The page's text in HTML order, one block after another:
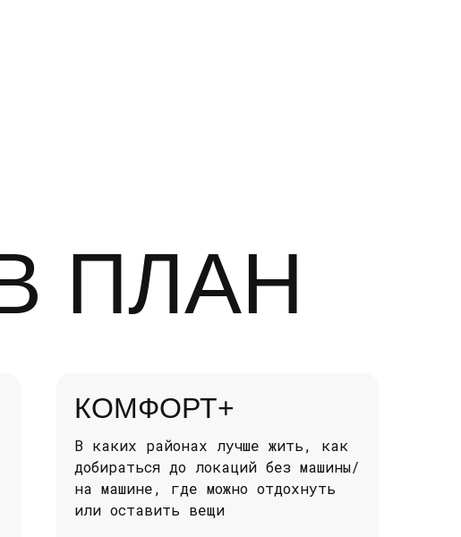
ПЛАН
КОМФОРТ+
В каких районах лучше жить, как
добираться до локаций без машины/
на машине, где можно отдохнуть
или оставить вещи